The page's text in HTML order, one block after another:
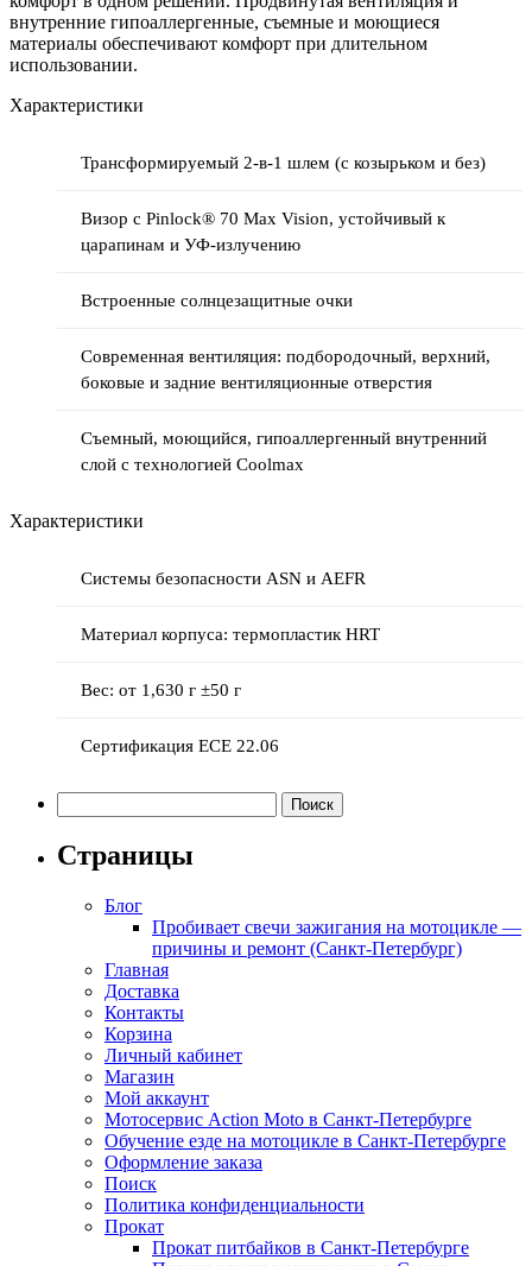
внутренние гипоаллергенные, съемные и моющиеся
материалы обеспечивают комфорт при длительном
использовании.
Характеристики
Трансформируемый 2-в-1 шлем (с козырьком и без)
Визор с Pinlock® 70 Max Vision, устойчивый к
царапинам и УФ-излучению
Встроенные солнцезащитные очки
Современная вентиляция: подбородочный, верхний,
боковые и задние вентиляционные отверстия
Съемный, моющийся, гипоаллергенный внутренний
слой с технологией Coolmax
Характеристики
Системы безопасности ASN и AEFR
Материал корпуса: термопластик HRT
Вес: от 1,630 г ±50 г
Сертификация ECE 22.06
Страницы
Блог
Пробивает свечи зажигания на мотоцикле —
причины и ремонт (Санкт-Петербург)
Главная
Доставка
Контакты
Корзина
Личный кабинет
Магазин
Мой аккаунт
Мотосервис Action Moto в Санкт-Петербурге
Обучение езде на мотоцикле в Санкт-Петербурге
Оформление заказа
Поиск
Политика конфиденциальности
Прокат
Прокат питбайков в Санкт-Петербурге